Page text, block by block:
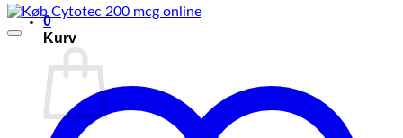
0
Kurv